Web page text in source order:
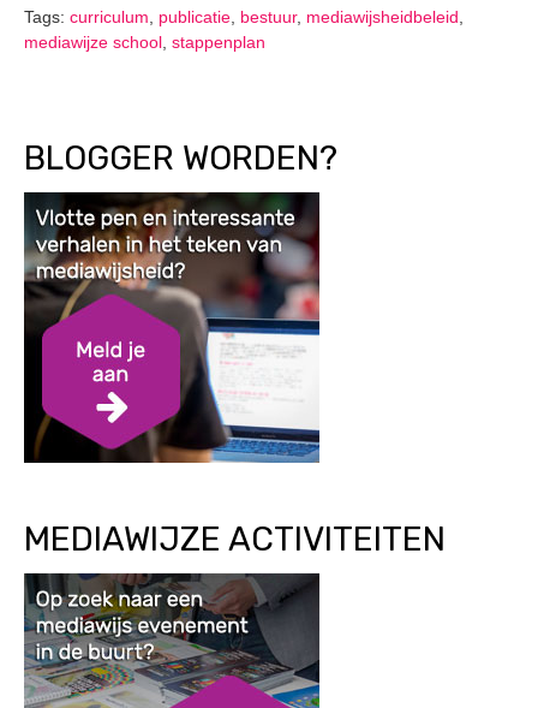
Tags: curriculum, publicatie, bestuur, mediawijsheidbeleid,
mediawijze school, stappenplan
BLOGGER WORDEN?
MEDIAWIJZE ACTIVITEITEN